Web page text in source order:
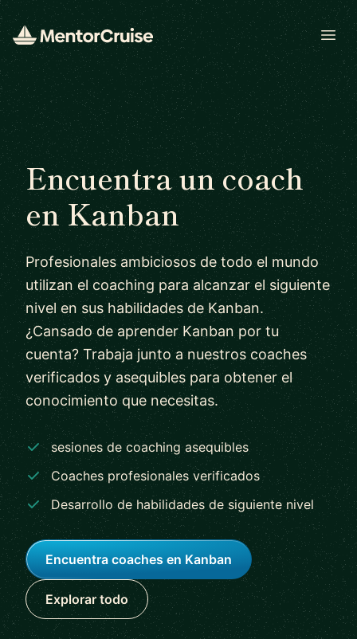
Encuentra un coach
en Kanban
Profesionales ambiciosos de todo el mundo
utilizan el coaching para alcanzar el siguiente
nivel en sus habilidades de Kanban.
¿Cansado de aprender Kanban por tu
cuenta? Trabaja junto a nuestros coaches
verificados y asequibles para obtener el
conocimiento que necesitas.
sesiones de coaching asequibles
Coaches profesionales verificados
Desarrollo de habilidades de siguiente nivel
Encuentra coaches en Kanban
Explorar todo